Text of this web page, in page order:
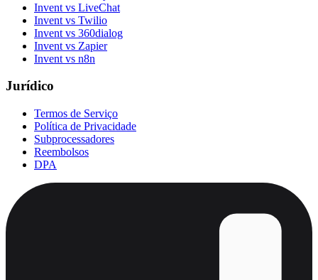
Invent vs LiveChat
Invent vs Twilio
Invent vs 360dialog
Invent vs Zapier
Invent vs n8n
Jurídico
Termos de Serviço
Política de Privacidade
Subprocessadores
Reembolsos
DPA